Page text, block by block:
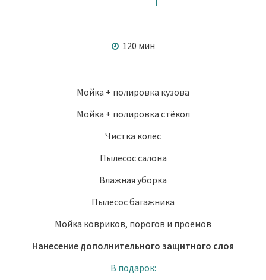
120 мин
Мойка + полировка кузова
Мойка + полировка стёкол
Чистка колёс
Пылесос салона
Влажная уборка
Пылесос багажника
Мойка ковриков, порогов и проёмов
Нанесение дополнительного защитного слоя
В подарок: